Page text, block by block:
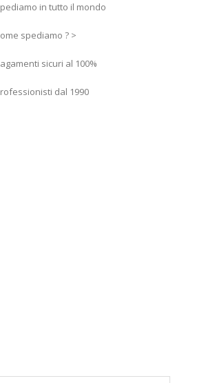
in tutto il mondo
spediamo ? >
sicuri al 100%
dal 1990